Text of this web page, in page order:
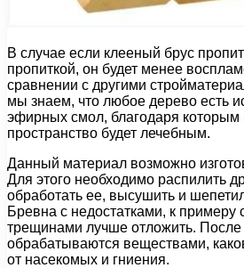
В случае если клееный брус
пропиткой, он будет менее
сравнении с другими
мы знаем, что любое дерево есть
эфирных смол, благодаря которым
пространство будет лечебным.
Данный материал возможно
Для этого необходимо распилить
обработать ее, высушить и
Бревна с недостатками, к примеру
трещинами лучше отложить. После
обрабатываются веществами,
от насекомых и гниения.